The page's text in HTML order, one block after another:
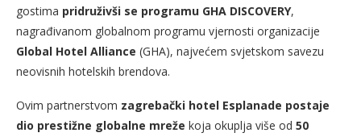
gostima pridruživši se programu GHA DISCOVERY,
nagrađivanom globalnom programu vjernosti organizacije
Global Hotel Alliance (GHA), najvećem svjetskom savezu
neovisnih hotelskih brendova.
Ovim partnerstvom zagrebački hotel Esplanade postaje
dio prestižne globalne mreže koja okuplja više od 50